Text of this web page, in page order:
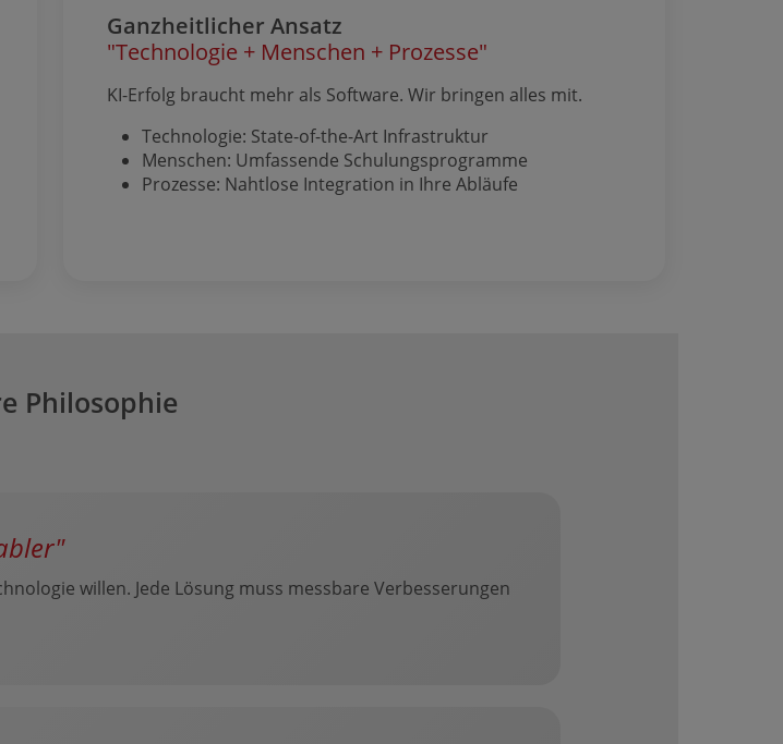
Ganzheitlicher Ansatz
"Technologie + Menschen + Prozesse"
KI-Erfolg braucht mehr als Software. Wir bringen alles mit.
Technologie: State-of-the-Art Infrastruktur
Menschen: Umfassende Schulungsprogramme
Prozesse: Nahtlose Integration in Ihre Abläufe
Philosophie
willen. Jede Lösung muss messbare Verbesserungen